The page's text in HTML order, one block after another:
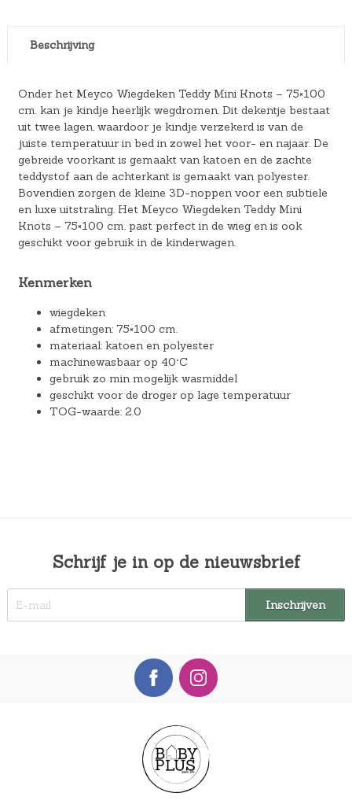
Beschrijving
Onder het Meyco Wiegdeken Teddy Mini Knots – 75×100
cm. kan je kindje heerlijk wegdromen. Dit dekentje bestaat
uit twee lagen, waardoor je kindje verzekerd is van de
juiste temperatuur in bed in zowel het voor- en najaar. De
gebreide voorkant is gemaakt van katoen en de zachte
teddystof aan de achterkant is gemaakt van polyester.
Bovendien zorgen de kleine 3D-noppen voor een subtiele
en luxe uitstraling. Het Meyco Wiegdeken Teddy Mini
Knots – 75×100 cm. past perfect in de wieg en is ook
geschikt voor gebruik in de kinderwagen.
Kenmerken
wiegdeken
afmetingen: 75×100 cm.
materiaal: katoen en polyester
machinewasbaar op 40°C
gebruik zo min mogelijk wasmiddel
geschikt voor de droger op lage temperatuur
TOG-waarde: 2.0
Schrijf je in op de nieuwsbrief